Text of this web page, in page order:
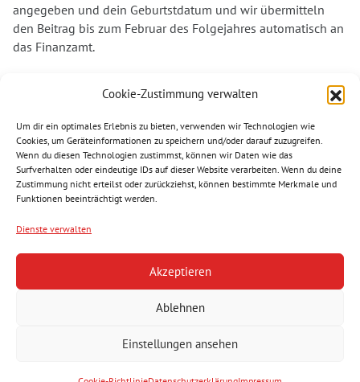
Cookie-Zustimmung verwalten
Um dir ein optimales Erlebnis zu bieten, verwenden wir Technologien wie
Cookies, um Geräteinformationen zu speichern und/oder darauf zuzugreifen.
Wenn du diesen Technologien zustimmst, können wir Daten wie das
Surfverhalten oder eindeutige IDs auf dieser Website verarbeiten. Wenn du deine
Zustimmung nicht erteilst oder zurückziehst, können bestimmte Merkmale und
Funktionen beeinträchtigt werden.
Dienste verwalten
Akzeptieren
Ablehnen
Einstellungen ansehen
angegeben und dein Geburtstdatum und wir übermitteln
den Beitrag bis zum Februar des Folgejahres automatisch an
das Finanzamt.
vielen Bereichen aktiv werden und denjenigen helfen, die
Dank für deine Spende. Helfen wir gemeinsam.
Reindlstraße 24, 4040 Linz
Mitglied werden